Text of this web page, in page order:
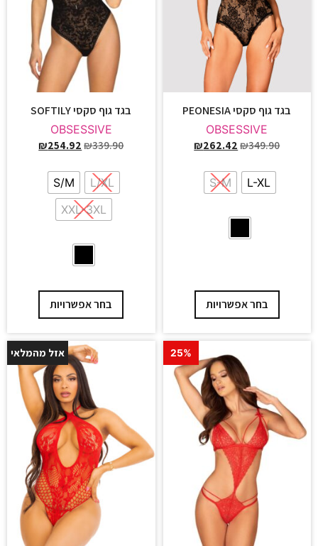
בגד גוף סקסי PEONESIA
OBSESSIVE
₪349.90
₪262.42
L-XL
S-M
בחר אפשרויות
בגד גוף סקסי SOFTILY
OBSESSIVE
₪339.90
₪254.92
L/XL
S/M
XXL-3XL
בחר אפשרויות
25%
25%
אזל מהמלאי